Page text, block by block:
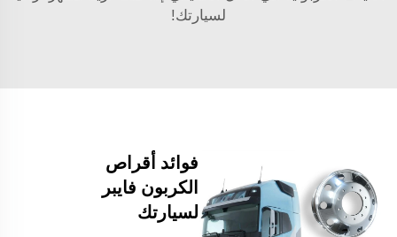
لسيارتك!
فوائد أقراص
الكربون فايبر
لسيارتك